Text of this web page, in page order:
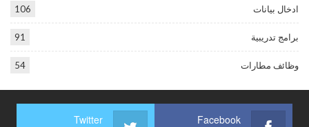
ادخال بيانات 106
برامج تدريبية 91
وظائف مطارات 54
Facebook
Twitter